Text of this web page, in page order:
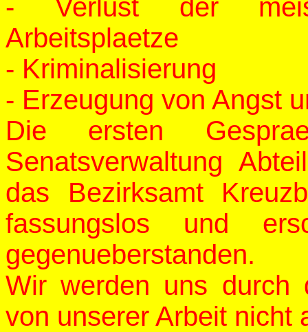
- Verlust der
Arbeitsplaetze
- Kriminalisierung
- Erzeugung von Angst
Die ersten
Senatsverwaltung
das Bezirksamt
fassungslos und
gegenueberstanden.
Wir werden uns durch
von unserer Arbeit nicht